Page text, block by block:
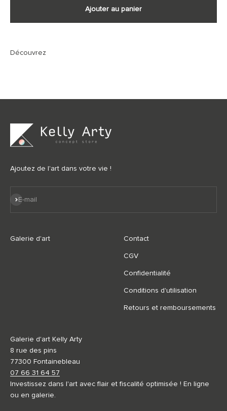
Ajouter au panier
Ajoutez de l'art dans votre vie !
E-mail
S'inscrire
Galerie d'art Contact
CGV
Confidentialité
Conditions d'utilisation
Retours et remboursements
Galerie d'art Kelly Arty
8 rue des pins
77300 Fontainebleau
07 66 31 64 57
Investissez dans l'art avec flair et fiscalité optimisée ! En ligne
ou en galerie.